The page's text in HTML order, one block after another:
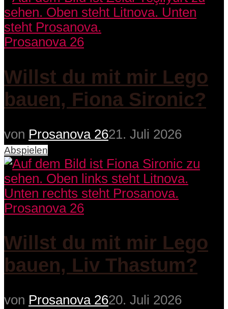
Prosanova 26
Willst du mit mir Lego
bauen, Fiona Sironic?
von Prosanova 2621. Juli 2026
Abspielen
Prosanova 26
Willst du mit mir Lego
bauen, Liv Thastum?
von Prosanova 2620. Juli 2026